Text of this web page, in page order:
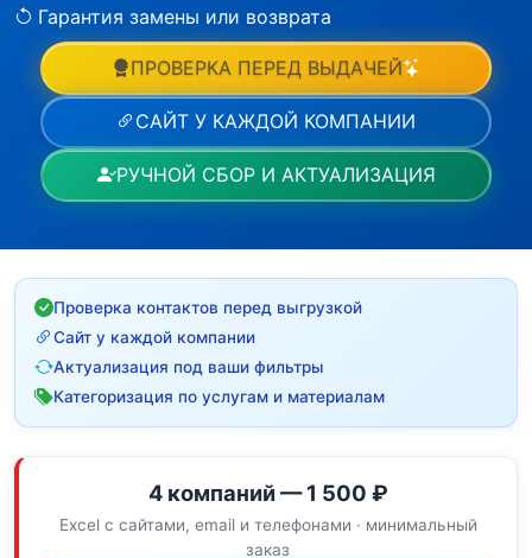
Гарантия замены или возврата
ПРОВЕРКА ПЕРЕД ВЫДАЧЕЙ
САЙТ У КАЖДОЙ КОМПАНИИ
РУЧНОЙ СБОР И АКТУАЛИЗАЦИЯ
Проверка контактов перед выгрузкой
Сайт у каждой компании
Актуализация под ваши фильтры
Категоризация по услугам и материалам
4 компаний — 1 500 ₽
Excel с сайтами, email и телефонами · минимальный
заказ